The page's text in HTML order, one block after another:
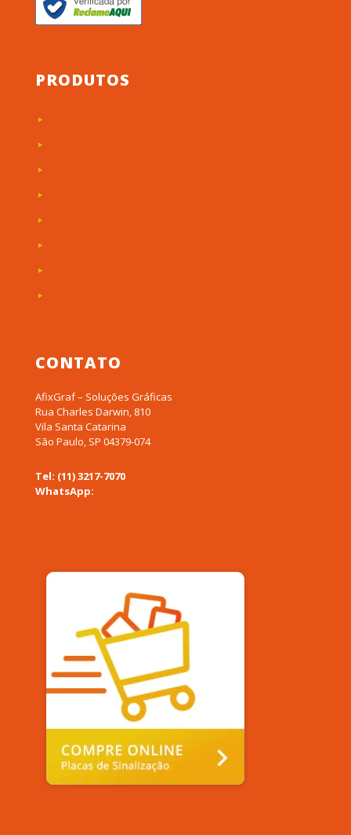
PRODUTOS
CONTATO
AfixGraf – Soluções Gráficas
Rua Charles Darwin, 810
Vila Santa Catarina
São Paulo, SP 04379-074
Tel: (11) 3217-7070
WhatsApp: